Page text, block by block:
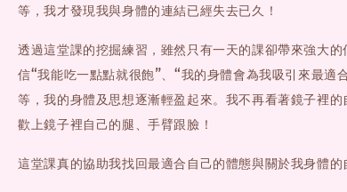
等，我才發現我與身體的連結已經失去已久！
透過這堂課的挖掘練習，雖然只有一天的課卻帶來強大
信“我能吃一點點就很飽”、“我的身體會為我吸引來最適
等，我的身體及思想逐漸輕盈起來。我不再看著鏡子裡
歡上鏡子裡自己的腿、手臂跟臉！
這堂課真的協助我找回最適合自己的體態與關於我身體的